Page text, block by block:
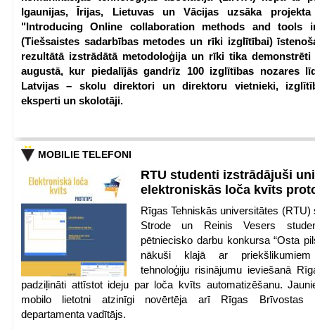
Igaunijas, Īrijas, Lietuvas un Vācijas uzsāka projekta
"Introducing Online collaboration methods and tools
(Tiešsaistes sadarbības metodes un rīki izglītībai)
rezultātā izstrādātā metodoloģija un rīki tika demonstrēti
augustā, kur piedalījās gandrīz 100 izglītības nozares
Latvijas – skolu direktori un direktoru vietnieki,
eksperti un skolotāji.
MOBILIE TELEFONI
RTU studenti izstrādājuši
elektroniskās loča kvīts
Rīgas Tehniskās universitātes (RTU)
Strode un Reinis Vesers
pētniecisko darbu konkursa “Osta
nākuši klajā ar priekšlikumiem
tehnoloģiju risinājumu ieviešanā
padziļināti attīstot ideju par loča kvīts automatizēšanu.
mobilo lietotni atzinīgi novērtēja arī Rīgas Brīvostas
departamenta vadītājs.